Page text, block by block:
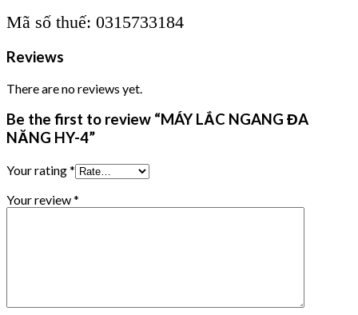
Mã số thuế: 0315733184
Reviews
There are no reviews yet.
Be the first to review “MÁY LẮC NGANG ĐA
NĂNG HY-4”
Your rating*
Your review*